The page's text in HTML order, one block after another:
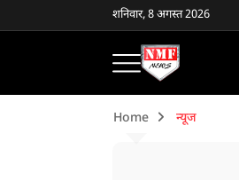
शनिवार, 8 अगस्त 2026
Home न्यूज